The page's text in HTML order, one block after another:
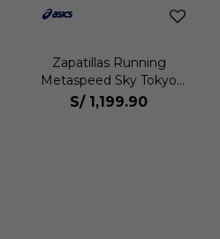
Zapatillas Running
Metaspeed Sky Tokyo
Unisex
S/ 1,199.90